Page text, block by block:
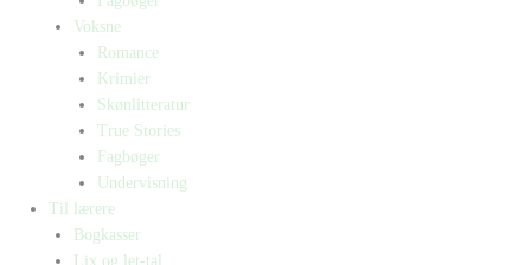
Voksne
Romance
Krimier
Skønlitteratur
True Stories
Fagbøger
Undervisning
Til lærere
Bogkasser
Lix og let-tal